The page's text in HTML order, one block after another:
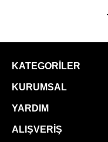
KATEGORILER
KURUMSAL
YARDIM
ALIŞVERIŞ